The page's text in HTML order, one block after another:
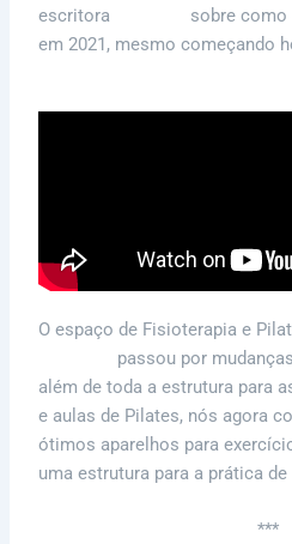
escritora
sobre
em 2021, mesmo começando
O espaço de Fisioterapia e
passou por
além de toda a estrutura para
e aulas de Pilates, nós agora
ótimos aparelhos para
uma estrutura para a prática
***